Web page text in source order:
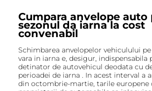
Cumpara anvelope auto
sezonul da iarna la cost
convenabil
Schimbarea anvelopelor vehiculului pe
vara in iarna e, desigur, indispensabila
detinator de autovehicul deodata cu
perioadei de iarna . In acest interval a
din octombrie-martie, tarile europene